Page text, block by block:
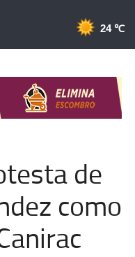
24 ℃
de
como